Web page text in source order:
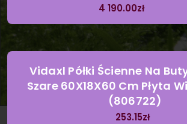
4 190.00zł
Vidaxl Półki Ścienne Na
Szare 60X18X60 Cm Płyta
(806722)
253.15zł